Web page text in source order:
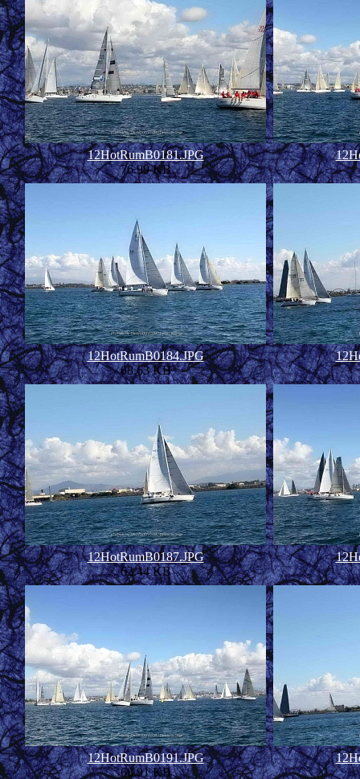
12HotRumB0181.JPG
76.99 KB
12HotRumB0184.JPG
68.63 KB
12HotRumB0187.JPG
62.44 KB
12HotRumB0191.JPG
68.91 KB